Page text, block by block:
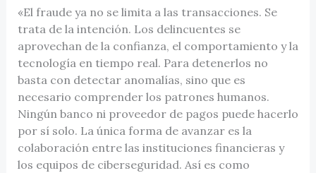
«El fraude ya no se limita a las transacciones. Se
trata de la intención. Los delincuentes se
aprovechan de la confianza, el comportamiento y la
tecnología en tiempo real. Para detenerlos no
basta con detectar anomalías, sino que es
necesario comprender los patrones humanos.
Ningún banco ni proveedor de pagos puede hacerlo
por sí solo. La única forma de avanzar es la
colaboración entre las instituciones financieras y
los equipos de ciberseguridad. Así es como